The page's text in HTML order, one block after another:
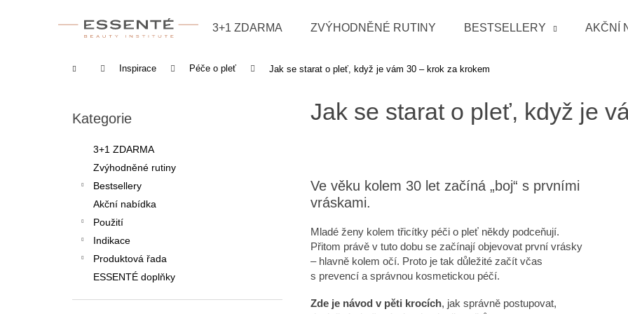
3+1 ZDARMA ZVÝHODNĚNÉ RUTINY BESTSELLERY AKČNÍ
Domů Inspirace Péče o pleť Jak se starat o pleť, když je vám 30 – krok za krokem
Přeskočit kategorie
Kategorie
3+1 ZDARMA
Zvýhodněné rutiny
Bestsellery
Akční nabídka
Použití
Indikace
Produktová řada
ESSENTÉ doplňky
Jak se starat o pleť, když je
Ve věku kolem 30 let začíná „boj“ s prvními
vráskami.
Mladé ženy kolem třicítky péči o pleť někdy podceňují.
Přitom právě v tuto dobu se začínají objevovat první vrásky
– hlavně kolem očí. Proto je tak důležité začít včas
s prevencí a správnou kosmetickou péčí.
Zde je návod v pěti krocích, jak správně postupovat,
Co potřebujete najít?
Doporučujeme